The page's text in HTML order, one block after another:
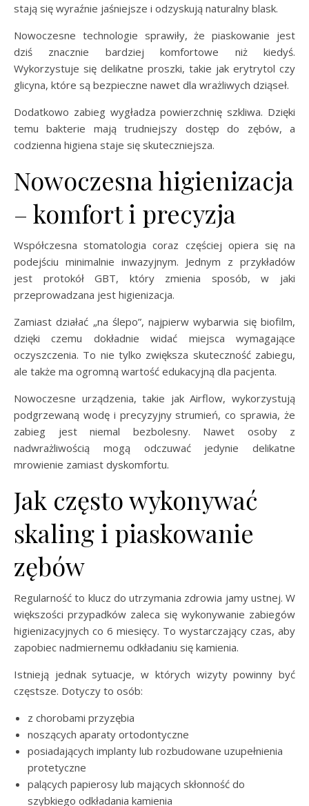
stają się wyraźnie jaśniejsze i odzyskują naturalny blask.
Nowoczesne technologie sprawiły, że piaskowanie jest
dziś znacznie bardziej komfortowe niż kiedyś.
Wykorzystuje się delikatne proszki, takie jak erytrytol czy
glicyna, które są bezpieczne nawet dla wrażliwych dziąseł.
Dodatkowo zabieg wygładza powierzchnię szkliwa. Dzięki
temu bakterie mają trudniejszy dostęp do zębów, a
codzienna higiena staje się skuteczniejsza.
Nowoczesna higienizacja
– komfort i precyzja
Współczesna stomatologia coraz częściej opiera się na
podejściu minimalnie inwazyjnym. Jednym z przykładów
jest protokół GBT, który zmienia sposób, w jaki
przeprowadzana jest higienizacja.
Zamiast działać „na ślepo”, najpierw wybarwia się biofilm,
dzięki czemu dokładnie widać miejsca wymagające
oczyszczenia. To nie tylko zwiększa skuteczność zabiegu,
ale także ma ogromną wartość edukacyjną dla pacjenta.
Nowoczesne urządzenia, takie jak Airflow, wykorzystują
podgrzewaną wodę i precyzyjny strumień, co sprawia, że
zabieg jest niemal bezbolesny. Nawet osoby z
nadwrażliwością mogą odczuwać jedynie delikatne
mrowienie zamiast dyskomfortu.
Jak często wykonywać
skaling i piaskowanie
zębów
Regularność to klucz do utrzymania zdrowia jamy ustnej. W
większości przypadków zaleca się wykonywanie zabiegów
higienizacyjnych co 6 miesięcy. To wystarczający czas, aby
zapobiec nadmiernemu odkładaniu się kamienia.
Istnieją jednak sytuacje, w których wizyty powinny być
częstsze. Dotyczy to osób:
z chorobami przyzębia
noszących aparaty ortodontyczne
posiadających implanty lub rozbudowane uzupełnienia
protetyczne
palących papierosy lub mających skłonność do
szybkiego odkładania kamienia